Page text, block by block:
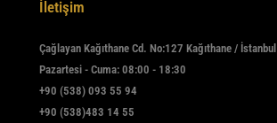
İletişim
Çağlayan Kağıthane Cd. No:127 Kağıthane / İstanbul
Pazartesi - Cuma: 08:00 - 18:30
+90 (538) 093 55 94
+90 (538)483 14 55